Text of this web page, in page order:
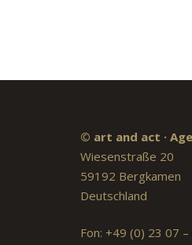
© art and act ·
Wiesenstraße 20
59192 Bergkamen
Deutschland
Fon: +49 (0) 23 07